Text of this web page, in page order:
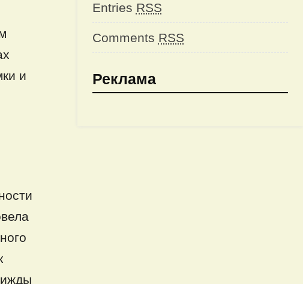
и
Entries RSS
Comments RSS
Реклама